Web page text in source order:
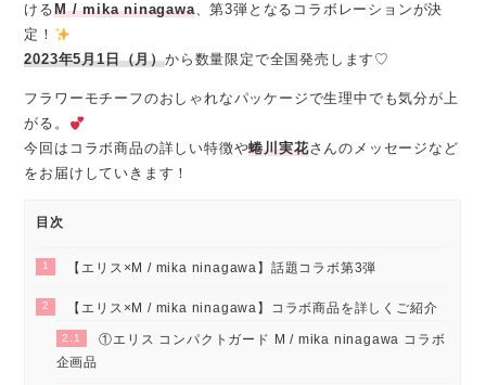
けるM / mika ninagawa、第3弾となるコラボレーションが決
定！
2023年5月1日（月）から数量限定で全国発売します♡
フラワーモチーフのおしゃれなパッケージで生理中でも気分が上
がる。
今回はコラボ商品の詳しい特徴や蜷川実花さんのメッセージなど
をお届けしていきます！
目次
1 【エリス×M / mika ninagawa】話題コラボ第3弾
2 【エリス×M / mika ninagawa】コラボ商品を詳しくご紹介
2.1
①エリス コンパクトガード M / mika ninagawa コラボ
企画品